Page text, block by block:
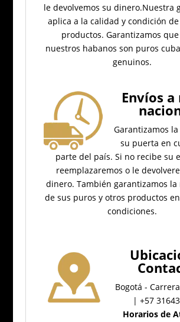
le devolvemos su dinero.Nuestra
aplica a la calidad y condición
productos. Garantizamos
nuestros habanos son puros
genuinos.
Envíos
Garantizamos
su puerta en
parte del país. Si no recibe su
reemplazaremos o le
dinero. También garantizamos la
de sus puros y otros productos
condiciones.
Bogotá -
| +57
Horarios de